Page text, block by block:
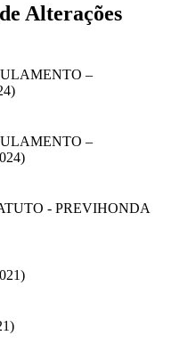
Alterações
–
–
- PREVIHONDA